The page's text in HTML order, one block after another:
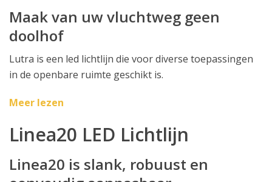
Maak van uw vluchtweg geen
doolhof
Lutra is een led lichtlijn die voor diverse toepassingen
in de openbare ruimte geschikt is.
Meer lezen
Linea20 LED Lichtlijn
Linea20 is slank, robuust en